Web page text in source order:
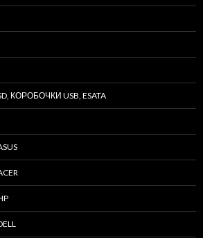
КОРОБОЧКИ USB, ESATA